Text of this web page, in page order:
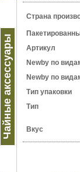
Чайные аксессуары
Страна
Артикул
Newby по
Newby по
Тип упаковки
Тип
Вкус